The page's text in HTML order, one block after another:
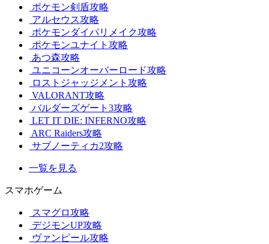
ポケモン剣盾攻略
アルセウス攻略
ポケモンダイパリメイク攻略
ポケモンユナイト攻略
あつ森攻略
ユニコーンオーバーロード攻略
ロストジャッジメント攻略
VALORANT攻略
バルダーズゲート3攻略
LET IT DIE: INFERNO攻略
ARC Raiders攻略
サブノーティカ2攻略
一覧を見る
スマホゲーム
スマグロ攻略
デジモンUP攻略
ヴァンピール攻略